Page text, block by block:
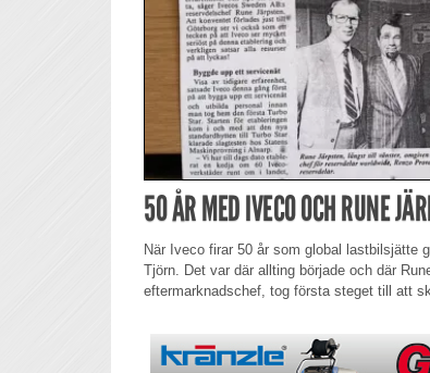
50 ÅR MED IVECO OCH RUNE
När Iveco firar 50 år som global lastbilsjätte
Tjörn. Det var där allting började och där
eftermarknadschef, tog första steget till att